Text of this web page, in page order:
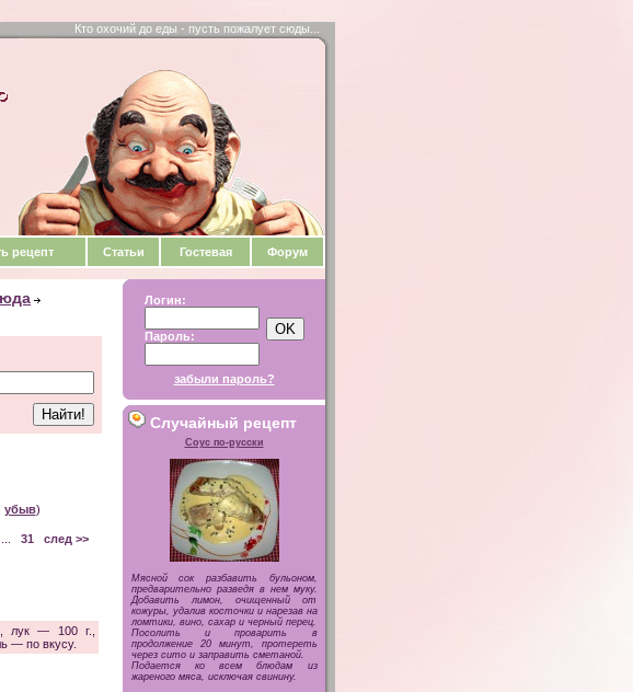
Кто охочий до еды - пусть пожалует сюды...
рецепт Статьи Гостевая Форум
убыв)
31 след >>
лук — 100 г.,
— по вкусу.
Логин:
Пароль:
забыли пароль?
Случайный рецепт
Соус по-русски
Мясной сок разбавить бульоном,
предварительно разведя в нем муку.
Добавить лимон, очищенный от
кожуры, удалив косточки и нарезав на
ломтики, вино, сахар и черный перец.
Посолить и проварить в
продолжение 20 минут, протереть
через сито и заправить сметаной.
Подается ко всем блюдам из
жареного мяса, исключая свинину.